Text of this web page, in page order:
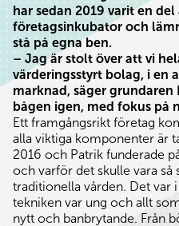
har sedan 2019 varit en del
företagsinkubator och
stå på egna ben.
– Jag är stolt över att vi
värderingsstyrt bolag, i en
marknad, säger grundaren
bågen igen, med fokus på
Ett framgångsrikt företag
alla viktiga komponenter är
2016 och Patrik funderade
och varför det skulle vara så
traditionella vården. Det var
tekniken var ung och allt
nytt och banbrytande. Från